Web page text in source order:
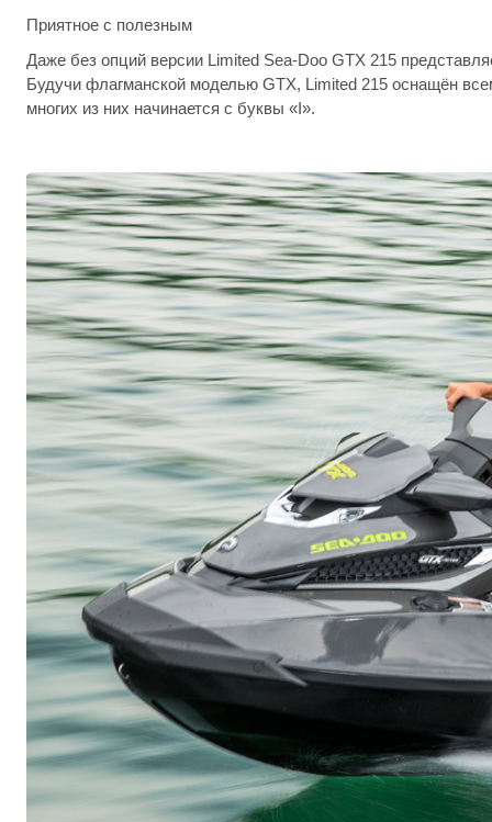
Приятное с полезным
Даже без опций версии Limited Sea-Doo GTX 215
Будучи флагманской моделью GTX, Limited 215 оснащён
многих из них начинается с буквы «I».